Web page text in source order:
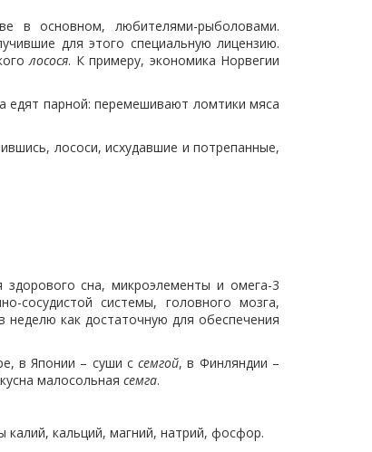
в основном, любителями-рыболовами.
для этого специальную лицензию.
лосося. К примеру, экономика Норвегии
едят парной: перемешивают ломтики мяса
лососи, исхудавшие и потрепанные,
сна, микроэлементы и омега-3
сосудистой системы, головного мозга,
неделю как достаточную для обеспечения
в Японии – суши ссемгой, в Финляндии –
малосольная семга.
кальций, магний, натрий, фосфор.